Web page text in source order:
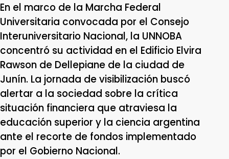
En el marco de la Marcha Federal
Universitaria convocada por el Consejo
Interuniversitario Nacional, la UNNOBA
concentró su actividad en el Edificio Elvira
Rawson de Dellepiane de la ciudad de
Junín. La jornada de visibilización buscó
alertar a la sociedad sobre la crítica
situación financiera que atraviesa la
educación superior y la ciencia argentina
ante el recorte de fondos implementado
por el Gobierno Nacional.